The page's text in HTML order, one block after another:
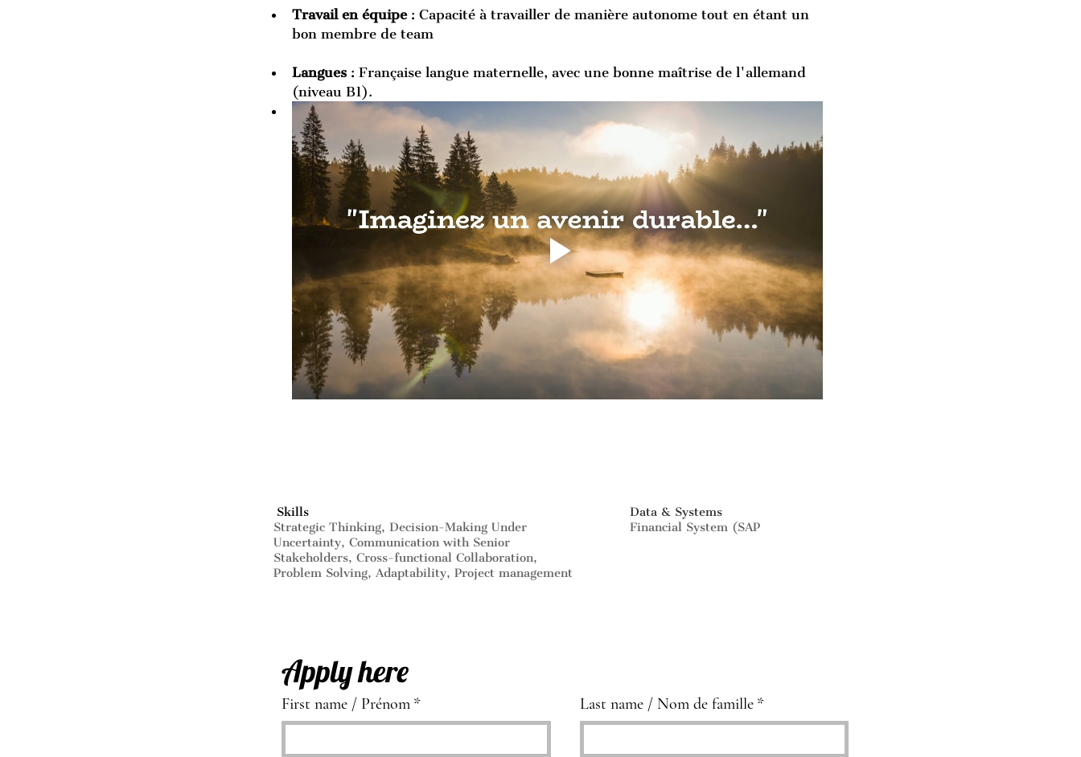
Travail en équipe : Capacité à travailler de manière autonome tout en étant un
bon membre de team
Langues : Française langue maternelle, avec une bonne maîtrise de l'allemand
(niveau B1).
Skills
Strategic Thinking, Decision-Making Under
Uncertainty, Communication with Senior
Stakeholders, Cross-functional Collaboration,
Problem Solving, Adaptability, Project management
Data & Systems
Financial System (SAP
Apply here
First name / Prénom * Last name / Nom de famille *